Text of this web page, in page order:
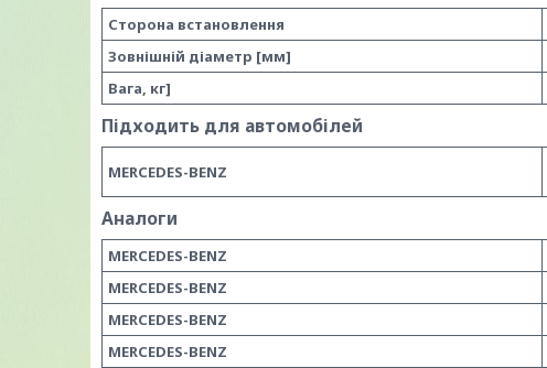
Сторона встановлення
Зовнішній діаметр [мм]
Вага, кг]
Підходить для автомобілей
MERCEDES-BENZ
Аналоги
MERCEDES-BENZ
MERCEDES-BENZ
MERCEDES-BENZ
MERCEDES-BENZ